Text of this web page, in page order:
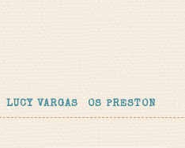
LUCY VARGAS OS PRESTON